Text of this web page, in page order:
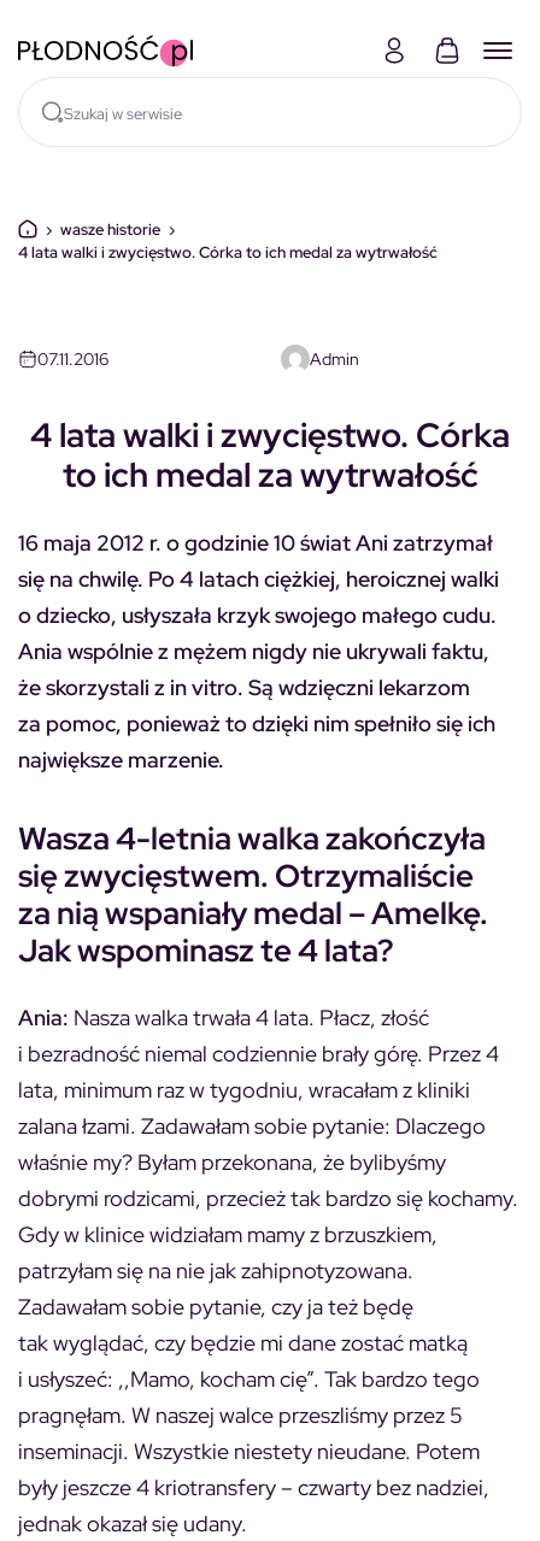
› wasze historie ›
4 lata walki i zwycięstwo. Córka to ich medal za wytrwałość
07.11.2016 Admin
4 lata walki i zwycięstwo. Córka
to ich medal za wytrwałość
16 maja 2012 r. o godzinie 10 świat Ani zatrzymał
się na chwilę. Po 4 latach ciężkiej, heroicznej walki
o dziecko, usłyszała krzyk swojego małego cudu.
Ania wspólnie z mężem nigdy nie ukrywali faktu,
że skorzystali z in vitro. Są wdzięczni lekarzom
za pomoc, ponieważ to dzięki nim spełniło się ich
największe marzenie.
Wasza 4-letnia walka zakończyła
się zwycięstwem. Otrzymaliście
za nią wspaniały medal – Amelkę.
Jak wspominasz te 4 lata?
Ania: Nasza walka trwała 4 lata. Płacz, złość
i bezradność niemal codziennie brały górę. Przez 4
lata, minimum raz w tygodniu, wracałam z kliniki
zalana łzami. Zadawałam sobie pytanie: Dlaczego
właśnie my? Byłam przekonana, że bylibyśmy
dobrymi rodzicami, przecież tak bardzo się kochamy.
Gdy w klinice widziałam mamy z brzuszkiem,
patrzyłam się na nie jak zahipnotyzowana.
Zadawałam sobie pytanie, czy ja też będę
tak wyglądać, czy będzie mi dane zostać matką
i usłyszeć: ,,Mamo, kocham cię”. Tak bardzo tego
pragnęłam. W naszej walce przeszliśmy przez 5
inseminacji. Wszystkie niestety nieudane. Potem
były jeszcze 4 kriotransfery – czwarty bez nadziei,
jednak okazał się udany.